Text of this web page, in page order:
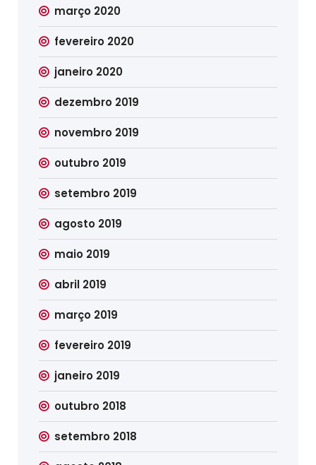
março 2020
fevereiro 2020
janeiro 2020
dezembro 2019
novembro 2019
outubro 2019
setembro 2019
agosto 2019
maio 2019
abril 2019
março 2019
fevereiro 2019
janeiro 2019
outubro 2018
setembro 2018